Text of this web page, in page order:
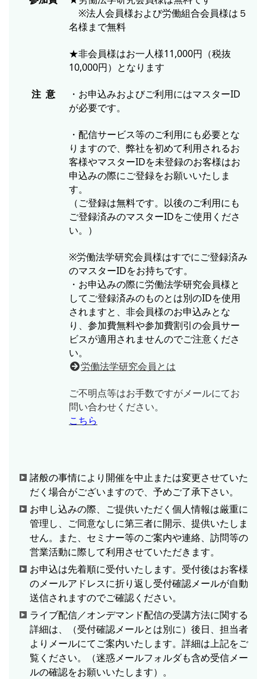
※法人会員様および労働組合会員様は５
名様まで無料
★非会員様はお一人様11,000円（税抜
10,000円）となります
注 意
・お申込みおよびご利用にはマスターID
が必要です。
・配信サービス等のご利用にも必要とな
りますので、弊社を初めて利用されるお
客様やマスターIDを未登録のお客様はお
申込みの際にご登録をお願いいたしま
す。
（ご登録は無料です。以後のご利用にも
ご登録済みのマスターIDをご使用くださ
い。）
※労働法学研究会員様はすでにご登録済み
のマスターIDをお持ちです。
・お申込みの際に労働法学研究会員様と
してご登録済みのものとは別のIDを使用
されますと、非会員様のお申込みとな
り、参加費無料や参加費割引の会員サー
ビスが適用されませんのでご注意くださ
い。
労働法学研究会員とは
ご不明点等はお手数ですがメールにてお
問い合わせください。
こちら
諸般の事情により開催を中止または変更させていた
だく場合がございますので、予めご了承下さい。
お申し込みの際、ご提供いただく個人情報は厳重に
管理し、ご同意なしに第三者に開示、提供いたしま
せん。また、セミナー等のご案内や連絡、訪問等の
営業活動に際して利用させていただきます。
お申込は先着順に受付いたします。受付後はお客様
のメールアドレスに折り返し受付確認メールが自動
送信されますのでご確認ください。
ライブ配信／オンデマンド配信の受講方法に関する
詳細は、（受付確認メールとは別に）後日、担当者
よりメールにてご案内いたします。詳細は上記をご
覧ください。（迷惑メールフォルダも含め受信メー
ルの確認をお願いいたします）。